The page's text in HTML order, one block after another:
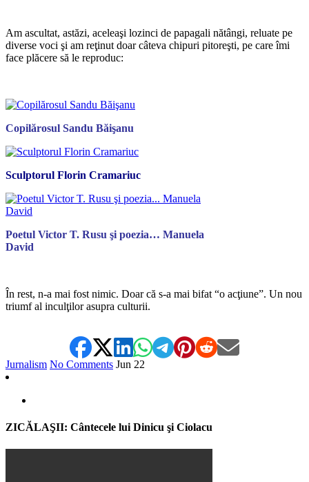
Am ascultat, astăzi, aceleaşi lozinci de papagali nătângi, reluate pe
diverse voci şi am reţinut doar câteva chipuri pitoreşti, pe care îmi
face plăcere să le reproduc:
Copilărosul Sandu Băişanu
Sculptorul Florin Cramariuc
Poetul Victor T. Rusu şi poezia… Manuela
David
În rest, n-a mai fost nimic. Doar că s-a mai bifat “o acţiune”. Un nou
triumf al inculţilor asupra culturii.
Jurnalism No Comments Jun 22
ZICĂLAŞII: Cântecele lui Dinicu şi Ciolacu